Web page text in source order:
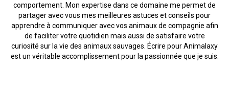
comportement. Mon expertise dans ce domaine me permet de
partager avec vous mes meilleures astuces et conseils pour
apprendre à communiquer avec vos animaux de compagnie afin
de faciliter votre quotidien mais aussi de satisfaire votre
curiosité sur la vie des animaux sauvages. Écrire pour Animalaxy
est un véritable accomplissement pour la passionnée que je suis.